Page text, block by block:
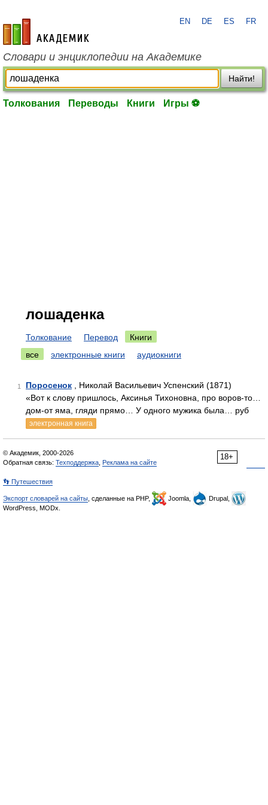
academic.ru
EN DE ES FR
Словари и энциклопедии на Академике
Найти!
Толкования Переводы Книги Игры ⚽
лошаденка
Толкование Перевод
Книги
все
электронные книги аудиокниги
1 Поросенок , Николай Васильевич Успенский (1871)
«Вот к слову пришлось, Аксинья Тихоновна, про воров-то…
дом-от яма, гляди прямо… У одного мужика была… руб
электронная книга
18+
© Академик, 2000-2026
Обратная связь: Техподдержка Реклама на сайте
👣 Путешествия
Экспорт словарей на сайты , сделанные на PHP, Joomla,
Drupal,
WordPress, MODx.